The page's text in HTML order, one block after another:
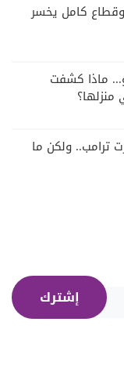
وقطاع كامل يخسر
ماذا كشفت
ترامب.. ولكن ما
إشترك